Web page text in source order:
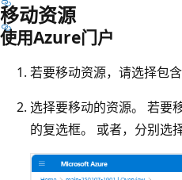
移动资源
使用Azure门户
若要移动资源，请选择包
选择要移动的资源。 若要
的复选框。 或者，分别选